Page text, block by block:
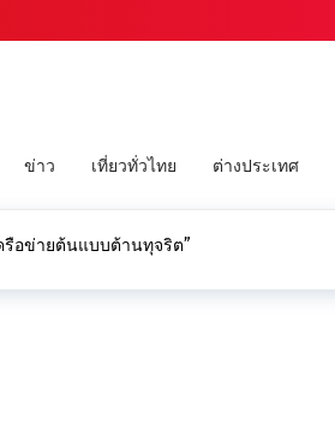
ข่าว เที่ยวทั่วไทย ต่างประเทศ
รือข่ายต้นแบบต้านทุจริต”